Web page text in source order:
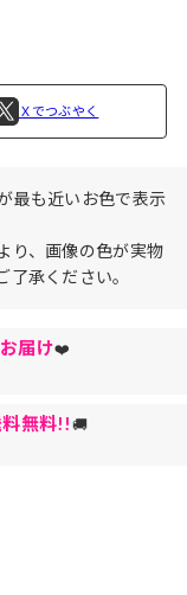
Ｘでつぶやく
最も近いお色で表示
り、画像の色が実物
承ください。
届け❤️
無料!!🚚